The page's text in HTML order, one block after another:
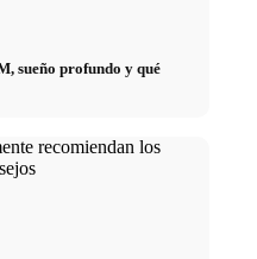
sueño profundo y qué